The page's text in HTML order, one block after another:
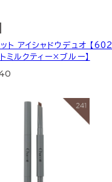
ト アイシャドウデュオ 【602
ミルクティー×ブルー】